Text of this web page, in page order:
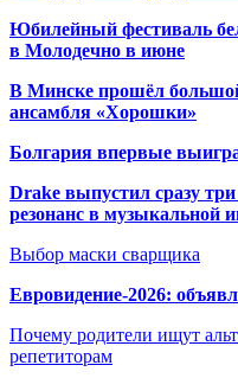
Юбилейный фестиваль
в Молодечно в июне
В Минске прошёл
ансамбля «Хорошки»
Болгария впервые
Drake выпустил сразу
резонанс в музыкальной
Выбор маски сварщика
Евровидение-2026:
Почему родители ищут
репетиторам